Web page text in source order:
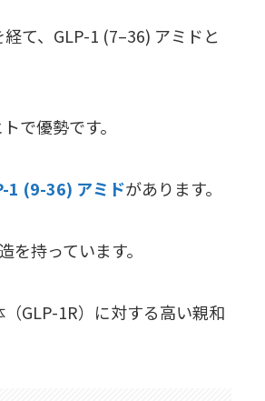
て、GLP-1 (7–36) アミドと
で優勢です。
1 (9-36) アミドがあります。
持っています。
GLP-1R）に対する高い親和